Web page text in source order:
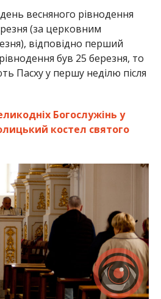
весняного рівнодення
(за церковним
відповідно перший
був 25 березня, то
Пасху у першу неділю після
Богослужінь у
костел святого